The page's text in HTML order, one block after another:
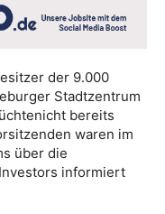
der 9.000
Stadtzentrum
bereits
waren im
über die
informiert